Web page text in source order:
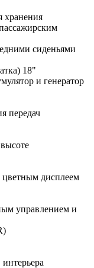
хранения
сиденьями
18"
и генератор
передач
цветным дисплеем
управлением и